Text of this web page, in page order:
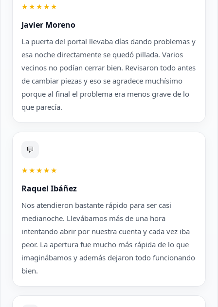
★★★★★
Javier Moreno
La puerta del portal llevaba días dando problemas y
esa noche directamente se quedó pillada. Varios
vecinos no podían cerrar bien. Revisaron todo antes
de cambiar piezas y eso se agradece muchísimo
porque al final el problema era menos grave de lo
que parecía.
💬
★★★★★
Raquel Ibáñez
Nos atendieron bastante rápido para ser casi
medianoche. Llevábamos más de una hora
intentando abrir por nuestra cuenta y cada vez iba
peor. La apertura fue mucho más rápida de lo que
imaginábamos y además dejaron todo funcionando
bien.